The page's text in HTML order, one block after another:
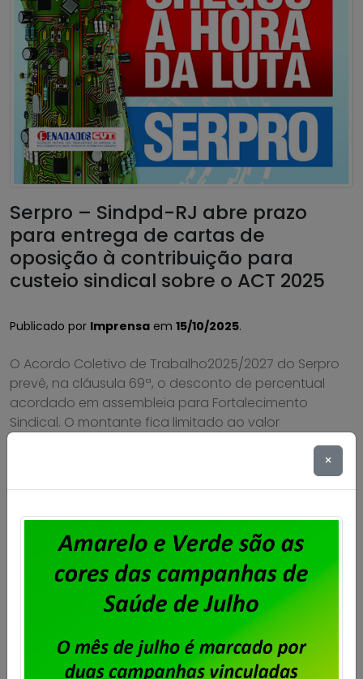
Serpro – Sindpd-RJ abre prazo
para entrega de cartas de
oposição à contribuição para
custeio sindical sobre o ACT 2025
Publicado por Imprensa em 15/10/2025.
O Acordo Coletivo de Trabalho2025/2027 do Serpro
prevê, na cláusula 69ª, o desconto de percentual
acordado em assembleia para Fortalecimento
Sindical. O montante fica limitado ao valor
correspondente a meio salário/dia do empregado.
assembleia realizada no dia 30 de janeiro de 2025
Saiba mais
×